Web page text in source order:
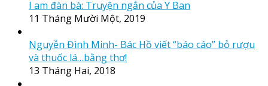
I am đàn bà: Truyện ngắn của Y Ban
11 Tháng Mười Một, 2019
Nguyễn Đình Minh- Bác Hồ viết “báo cáo” bỏ rượu
và thuốc lá…bằng thơ!
13 Tháng Hai, 2018